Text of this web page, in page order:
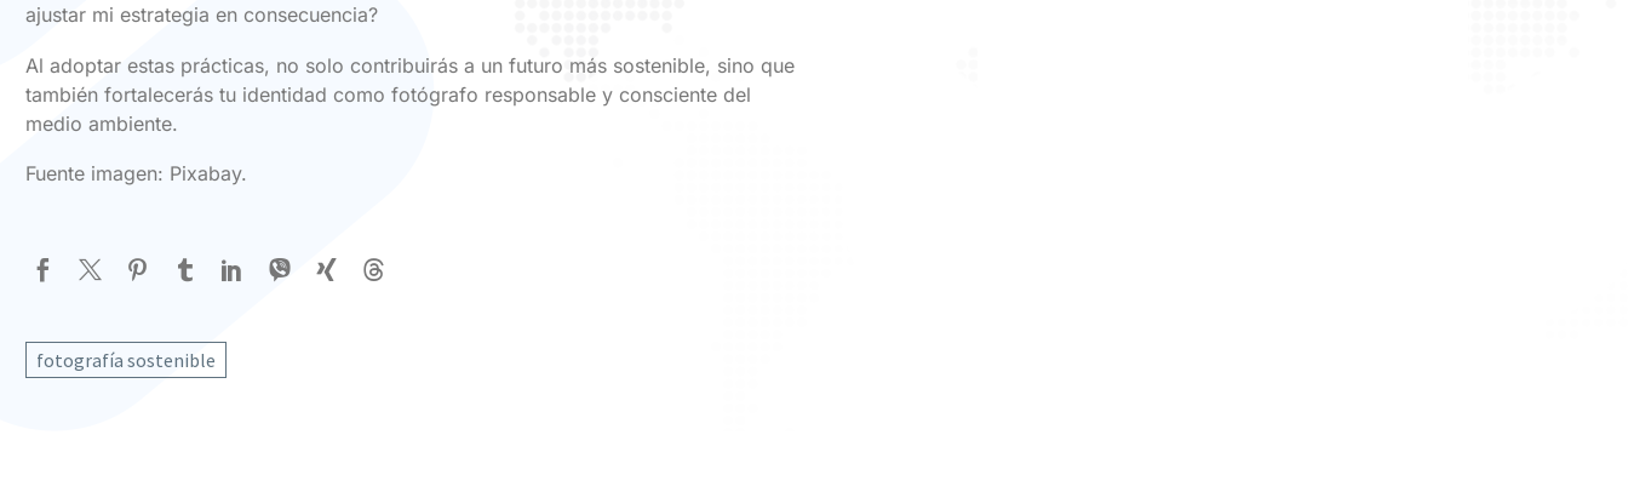
ajustar mi estrategia en consecuencia?
Al adoptar estas prácticas, no solo contribuirás a un futuro más sostenible, sino que
también fortalecerás tu identidad como fotógrafo responsable y consciente del
medio ambiente.
Fuente imagen: Pixabay.
fotografía sostenible